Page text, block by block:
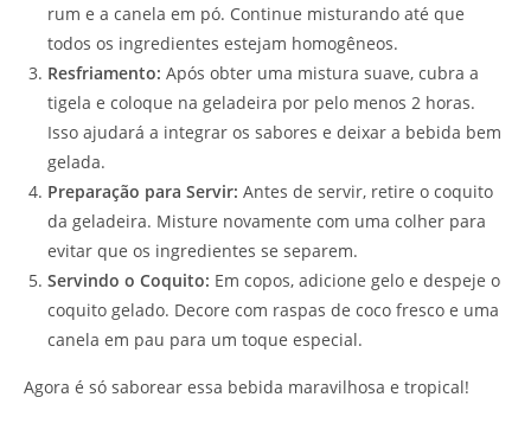
rum e a canela em pó. Continue misturando até que
todos os ingredientes estejam homogêneos.
Resfriamento: Após obter uma mistura suave, cubra a
tigela e coloque na geladeira por pelo menos 2 horas.
Isso ajudará a integrar os sabores e deixar a bebida bem
gelada.
Preparação para Servir: Antes de servir, retire o coquito
da geladeira. Misture novamente com uma colher para
evitar que os ingredientes se separem.
Servindo o Coquito: Em copos, adicione gelo e despeje o
coquito gelado. Decore com raspas de coco fresco e uma
canela em pau para um toque especial.
Agora é só saborear essa bebida maravilhosa e tropical!